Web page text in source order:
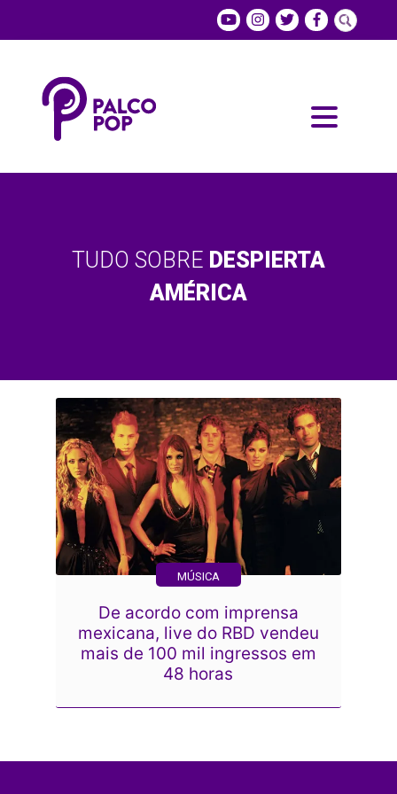
TUDO SOBRE DESPIERTA
AMÉRICA
MÚSICA
De acordo com imprensa
mexicana, live do RBD vendeu
mais de 100 mil ingressos em
48 horas